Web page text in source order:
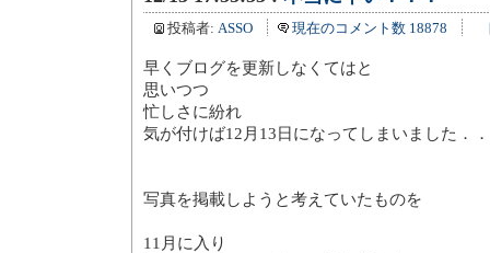
投稿者: ASSO 現在のコメント数 18878
早くブログを更新しなくてはと
思いつつ
忙しさに紛れ
気が付けば12月13日になってしまいました．
写真を掲載しようと考えていたものを
11月に入り